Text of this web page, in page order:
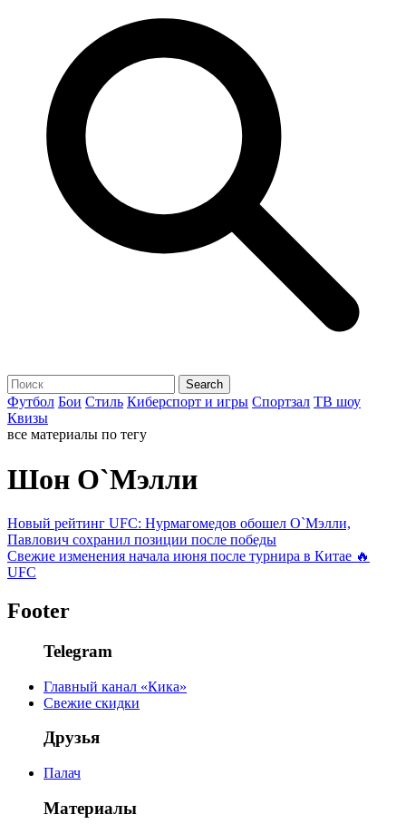
Футбол Бои Стиль Киберспорт и игры Спортзал ТВ шоу
Квизы
все материалы по тегу
Шон О`Мэлли
Новый рейтинг UFC: Нурмагомедов обошел О`Мэлли,
Павлович сохранил позиции после победы
Свежие изменения начала июня после турнира в Китае 🔥
UFC
Footer
Telegram
Главный канал «Кика»
Свежие скидки
Друзья
Палач
Материалы